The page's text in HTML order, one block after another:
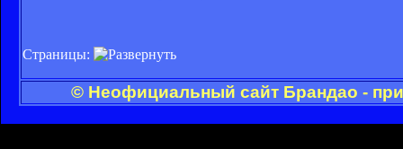
Страницы:
© Неофициальный сайт Брандао -